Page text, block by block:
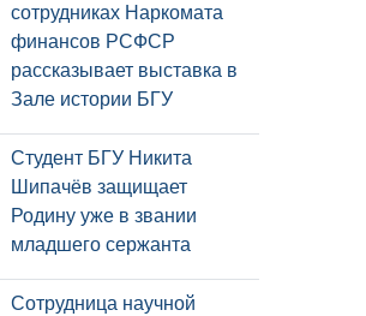
сотрудниках Наркомата
финансов РСФСР
рассказывает выставка в
Зале истории БГУ
Студент БГУ Никита
Шипачёв защищает
Родину уже в звании
младшего сержанта
Сотрудница научной